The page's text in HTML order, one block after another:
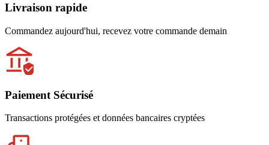
Livraison rapide
Commandez aujourd'hui, recevez votre commande demain
Paiement Sécurisé
Transactions protégées et données bancaires cryptées